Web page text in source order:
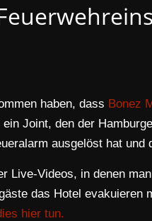
haben, dass Bonez
Joint, den der
ausgelöst hat
Live-Videos, in denen
das Hotel evakuieren
hier tun.